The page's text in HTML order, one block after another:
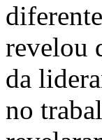
revelou
da
no